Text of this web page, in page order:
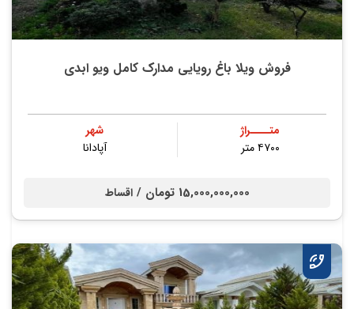
فروش ویلا باغ رویایی مدارک کامل ویو ابدی
متــــراژ
۴۷۰۰ متر
شهر
آپادانا
15,000,000,000 تومان / اقساط